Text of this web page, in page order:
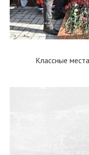
Классные